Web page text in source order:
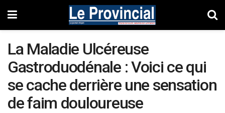
La Maladie Ulcéreuse
Gastroduodénale : Voici ce qui
se cache derrière une sensation
de faim douloureuse